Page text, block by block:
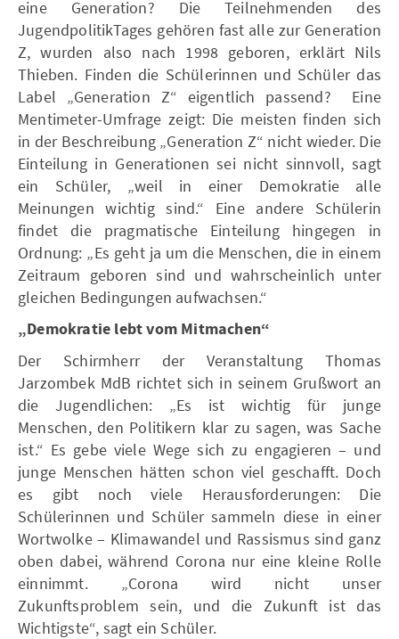
eine Generation? Die Teilnehmenden des
JugendpolitikTages gehören fast alle zur Generation
Z, wurden also nach 1998 geboren, erklärt Nils
Thieben. Finden die Schülerinnen und Schüler das
Label „Generation Z“ eigentlich passend? Eine
Mentimeter-Umfrage zeigt: Die meisten finden sich
in der Beschreibung „Generation Z“ nicht wieder. Die
Einteilung in Generationen sei nicht sinnvoll, sagt
ein Schüler, „weil in einer Demokratie alle
Meinungen wichtig sind.“ Eine andere Schülerin
findet die pragmatische Einteilung hingegen in
Ordnung: „Es geht ja um die Menschen, die in einem
Zeitraum geboren sind und wahrscheinlich unter
gleichen Bedingungen aufwachsen.“
„Demokratie lebt vom Mitmachen“
Der Schirmherr der Veranstaltung Thomas
Jarzombek MdB richtet sich in seinem Grußwort an
die Jugendlichen: „Es ist wichtig für junge
Menschen, den Politikern klar zu sagen, was Sache
ist.“ Es gebe viele Wege sich zu engagieren – und
junge Menschen hätten schon viel geschafft. Doch
es gibt noch viele Herausforderungen: Die
Schülerinnen und Schüler sammeln diese in einer
Wortwolke – Klimawandel und Rassismus sind ganz
oben dabei, während Corona nur eine kleine Rolle
einnimmt. „Corona wird nicht unser
Zukunftsproblem sein, und die Zukunft ist das
Wichtigste“, sagt ein Schüler.